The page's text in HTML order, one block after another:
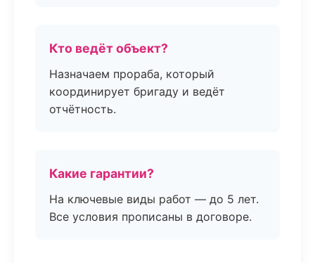
Кто ведёт объект?
Назначаем прораба, который
координирует бригаду и ведёт
отчётность.
Какие гарантии?
На ключевые виды работ — до 5 лет.
Все условия прописаны в договоре.